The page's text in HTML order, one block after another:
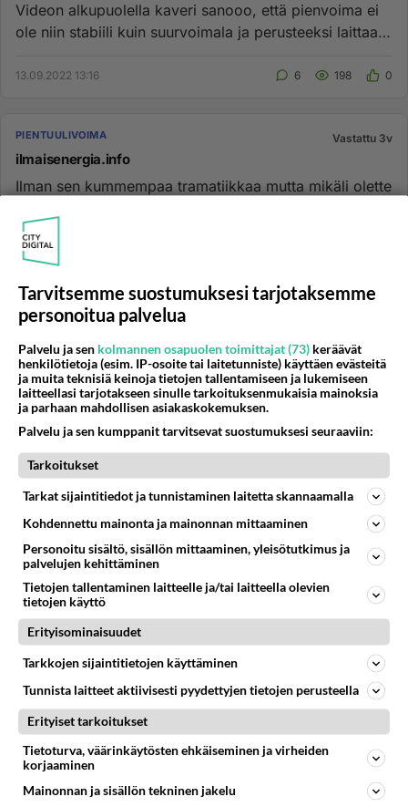
Videon alkupuolella kaveri sanooo, että pienvoima ei
ole niin stabiili kuin suurvoimala ja perusteeksi laittaa,
13.09.2022 13:16 6 198 0
PIENTUULIVOIMA Vastattu 3v
ilmaisenergia.info
Ilman sen kummempaa tramatiikkaa mutta mikäli olette
varaoittava e...
26.05.2011 10:10
LÄMMITYS JA SÄHKÖ
Olen suunnitellut tuulivoimalan hankintaa mökille ensi
kesäksi. Tuulivoimaloita hankkineilla on varman
kokemuspräistä t...
20.12.2017 12:44 37 27853
Vastattu 4v
Tuulivoimalasta lähtevät kaapelit ovat 3vaiheisia ac ja
20cm matkalta sulaneita ? Mikä vois olla syynä
johtojen sulamis...
16.03.2022 16:47
PIENTUULIVOIMA Vastattu 4v
Tuulesta temmattua rahaa
Pirkanmaalla on ollut poikkeuksellisen vähän
tuulivoimaloita, mutta pian tilanne muuttuu.
Teknologian kehitys mahdollist...
Tarvitsemme suostumuksesi tarjotaksemme
personoitua palvelua
Palvelu ja sen kolmannen osapuolen toimittajat (73) keräävät
henkilötietoja (esim. IP-osoite tai laitetunniste) käyttäen evästeitä
ja muita teknisiä keinoja tietojen tallentamiseen ja lukemiseen
laitteellasi tarjotakseen sinulle tarkoituksenmukaisia mainoksia
ja parhaan mahdollisen asiakaskokemuksen.
Palvelu ja sen kumppanit tarvitsevat suostumuksesi seuraaviin:
Tarkoitukset
Tarkat sijaintitiedot ja tunnistaminen laitetta skannaamalla
Kohdennettu mainonta ja mainonnan mittaaminen
Personoitu sisältö, sisällön mittaaminen, yleisötutkimus ja
palvelujen kehittäminen
Tietojen tallentaminen laitteelle ja/tai laitteella olevien
tietojen käyttö
Erityisominaisuudet
Tarkkojen sijaintitietojen käyttäminen
Tunnista laitteet aktiivisesti pyydettyjen tietojen perusteella
Erityiset tarkoitukset
Tietoturva, väärinkäytösten ehkäiseminen ja virheiden
korjaaminen
Mainonnan ja sisällön tekninen jakelu